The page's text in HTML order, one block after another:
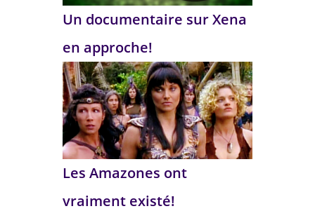
Un documentaire sur Xena
en approche!
Les Amazones ont
vraiment existé!